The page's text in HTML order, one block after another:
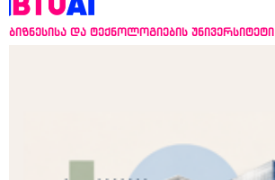
ბიზნესისა და ტექნოლოგიების უნივერსიტეტი